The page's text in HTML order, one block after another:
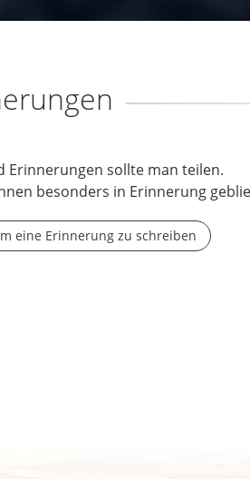
Erinnerungen sollte man teilen.
besonders in Erinnerung
eine Erinnerung zu schreiben